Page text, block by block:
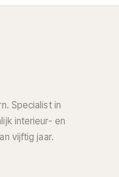
Specialist in
interieur- en
vijftig jaar.